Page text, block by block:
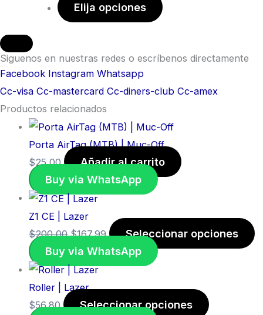
Elija opciones
Siguenos en nuestras redes o escríbenos directamente
Facebook Instagram Whatsapp
Cc-visa Cc-mastercard Cc-diners-club Cc-amex
Productos relacionados
Porta AirTag (MTB) | Muc-Off
$25,00
Añadir al carrito
Buy via WhatsApp
Z1 CE | Lazer
$200,00 $167,99
Seleccionar opciones
Buy via WhatsApp
Roller | Lazer
$56,80
Seleccionar opciones